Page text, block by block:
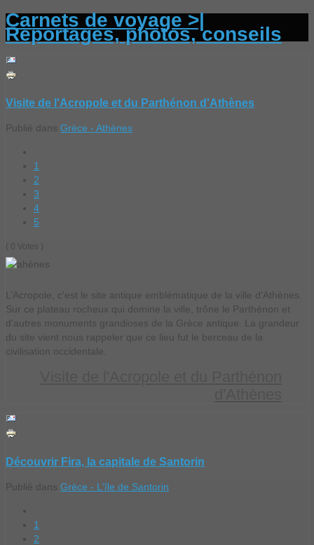
Carnets de voyage >|
Reportages, photos, conseils
Visite de l'Acropole et du Parthénon d'Athènes
Publié dans Grèce - Athènes
1
2
3
4
5
( 0 Votes )
L’Acropole, c'est le site antique emblématique de la ville d'Athènes.
Sur ce plateau rocheux qui domine la ville, trône le Parthénon et
d'autres monuments grandioses de la Grèce antique. La grandeur
du site vient nous rappeler que ce lieu fut le berceau de la
civilisation occidentale.
Découvrir Fira, la capitale de Santorin
Publié dans Grèce - L'île de Santorin
1
2